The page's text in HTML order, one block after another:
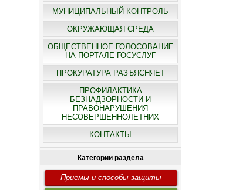
МУНИЦИПАЛЬНЫЙ КОНТРОЛЬ
ОКРУЖАЮЩАЯ СРЕДА
ОБЩЕСТВЕННОЕ ГОЛОСОВАНИЕ
НА ПОРТАЛЕ ГОСУСЛУГ
ПРОКУРАТУРА РАЗЪЯСНЯЕТ
ПРОФИЛАКТИКА
БЕЗНАДЗОРНОСТИ И
ПРАВОНАРУШЕНИЯ
НЕСОВЕРШЕННОЛЕТНИХ
КОНТАКТЫ
Категории раздела
Приемы и способы защиты